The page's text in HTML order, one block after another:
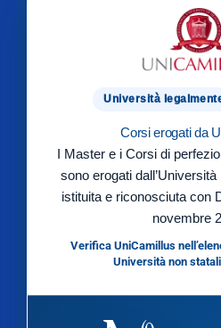
Università
Corsi erogati da
I Master e i Corsi di
sono erogati
istituita e riconosciuta con
novembre
Verifica UniCamillus
Università non